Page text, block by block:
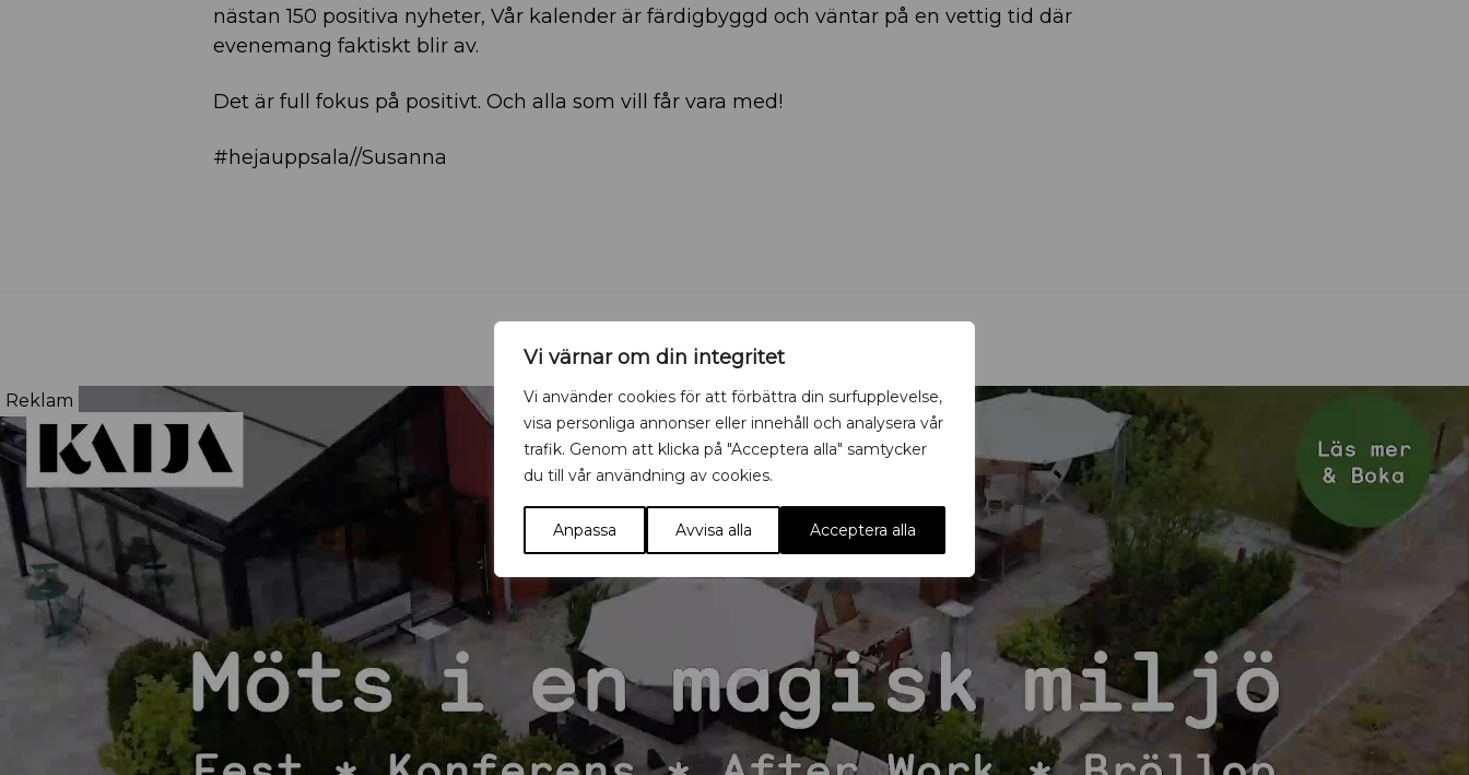
Vi värnar om din integritet
Vi använder cookies för att förbättra din surfupplevelse,
visa personliga annonser eller innehåll och analysera vår
trafik. Genom att klicka på "Acceptera alla" samtycker
du till vår användning av cookies.
Anpassa Avvisa alla Acceptera alla
nästan 150 positiva nyheter, Vår kalender är färdigbyggd och väntar på en vettig tid där
evenemang faktiskt blir av.
Det är full fokus på positivt. Och alla som vill får vara med!
#hejauppsala//Susanna
Reklam